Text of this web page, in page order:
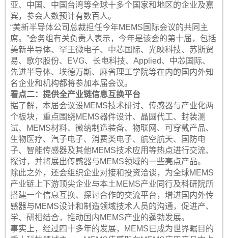
亚、中国、中国台湾等全球十多个国家和地区的企业及嘉
宾，参会人数预计有数百人。
“美新半导体公司总裁担任今年MEMS国际会议的共同主
席。”会务组有关负责人表示，今年是该会的第十届，包括
美新半导体、罕王微电子、中芯国际、光映科技、苏斯贸
易、歌尔股份、EVG、长电科技、Applied、中芯国际、
先进半导体、埃德万斯、麻省理工学院等在内的国内外知
名企业和机构都将参加本届会议。
看点二：提供全产业链信息互换平台
据了解，本届会议设MEMS技术研讨、传感器与产业化两
个板块，重点围绕MEMS器件设计、晶圆代工、封装测
试、MEMS材料、微纳制造装备、物联网、可穿戴产品、
生物医疗、汽子电子、消费类电子、航空航天、国防电
子、智能传感器及其他MEMS技术应用等热点进行交流、
探讨，并将展出传感器与MEMS领域的一些亮点产品。
除此之外，还会组织企业对接和投资洽谈，为全球MEMS
产业链上下游顶尖企业与本土MEMS产业同行及科研院所
搭建一个信息互换、探讨合作的交流平台，增进国内外传
感器与MEMS设计和制造领域技术人员的沟通，促进产、
学、研相结合，推动国内MEMS产业的蓬勃发展。
事实上，经过四十多年的发展，MEMS已成为世界瞩目的